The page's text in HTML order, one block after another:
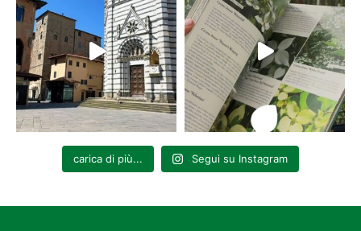
carica di più... Segui su Instagram